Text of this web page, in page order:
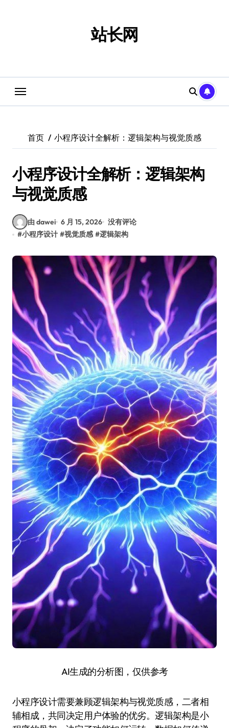
站长网
首页 小程序设计全解析：逻辑架构与视觉质感
小程序设计全解析：逻辑架构
与视觉质感
由 dawei 6 月 15, 2026 没有评论
#小程序设计 #视觉质感 #逻辑架构
AI生成的分析图，仅供参考
小程序设计需要兼顾逻辑架构与视觉质感，二者相
辅相成，共同决定用户体验的优劣。逻辑架构是小